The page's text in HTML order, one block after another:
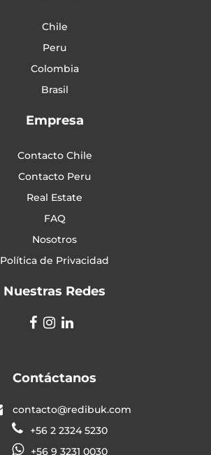
Chile
Peru
Colombia
Brasil
Empresa
Contacto Chile
Contacto Peru
Real Estate
FAQ
Nosotros
Política de Privacidad
Nuestras Redes
Contáctanos
contacto@redibuk.com
+56 2 2324 5230
+56 9 3231 0030